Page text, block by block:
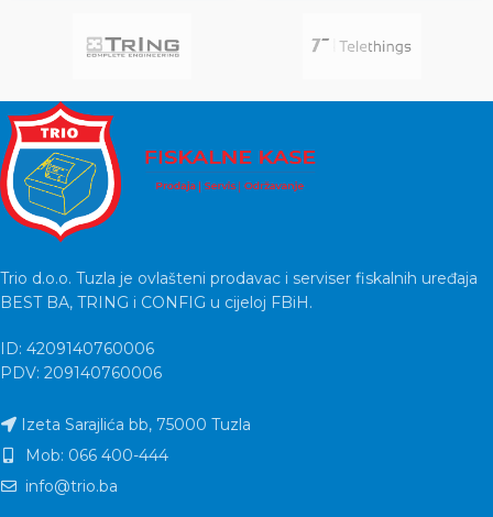
Trio d.o.o. Tuzla je ovlašteni prodavac i serviser fiskalnih uređaja
BEST BA, TRING i CONFIG u cijeloj FBiH.
ID: 4209140760006
PDV: 209140760006
Izeta Sarajlića bb, 75000 Tuzla
Mob: 066 400-444
info@trio.ba